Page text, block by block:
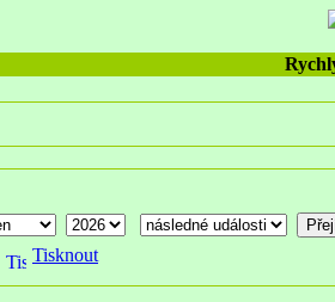
Tisknout